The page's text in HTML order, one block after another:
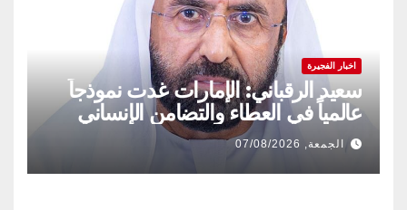
اخبار الفجيرة
سعيد الرقباني: الإمارات غدت نموذجاً
عالمياً في العطاء والتضامن الإنساني
الجمعة, 07/08/2026